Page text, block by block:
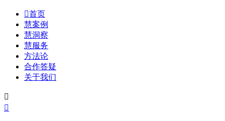
首页
慧案例
慧洞察
慧服务
方法论
合作答疑
关于我们

